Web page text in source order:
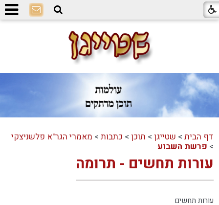
דף הבית > שטייגן > תוכן > כתבות > מאמרי הגר"א פלשניצקי
> פרשת השבוע
עורות תחשים - תרומה
עורות תחשים